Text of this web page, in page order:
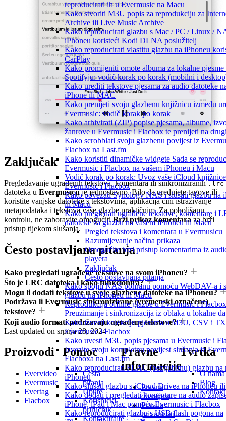
reproducirati ih u Evermusic na Macu
Kako stvoriti M3U popis za reprodukciju za
Archive ili Live Music Archive
Kako reproducirati glazbu s Mac / PC / Linux /
iPhoneu koristeći Kodi DLNA poslužitelj
Kako reproducirati vlastitu glazbu na iPhoneu
CarPlay
Kako promijeniti omote albuma za lokalne pjesme
Spotifyju: vodič korak po korak (mobilni i
Kako urediti tekstove pjesama za audio datoteke
iPhone ili MAC
Kako prenijeti svoju glazbenu knjižnicu između
Evermusic: vodič korak po korak
Kako arhivirati (ZIP) popise pjesama, albume,
žanrove u Evermusic i Flacbox te prenijeti na
Kako scrobblati svoju glazbenu povijest iz
Flacbox na Last.fm
Kako koristiti dinamičke widgete Sada se
Evermusic i Flacbox na vašem iPhoneu i Macu
Vodič korak po korak: Uvoz vaše iCloud
Evermusic i Flacbox
Kako povezati Synology NAS i slušati glazbu na
ili Macu
Kako pregledati ugrađene tekstove, komentare i
datoteke za glazbu na vašem iPhoneu ili Macu
Pregled tekstova i komentara u Evermusicu
Razumijevanje načina prikaza
Omogućite brzi pristup komentarima iz
playera
Zaključak
Često postavljana pitanja
Kako spojiti NAS pohranu pomoću WebDAV-a i
glazbu na iPhoneu ili Macu
Reprodukcija offline glazbe u Evermusic i
Preuzimanje i sinkronizacija iz oblaka u lokalne
Kako izvesti kolekciju pjesama u M3U, CSV i
Evermusic i Flacbox
Kako uvesti M3U popis pjesama u Evermusic i
Izvezite svoju kompletnu povijest slušanja iz
Flacboxa na Last.fm
Kako reproducirati FLAC (bezgubitnu) glazbu na
iPhoneu
Kako slušati glazbu s iCloud Drivea na iPhoneu
Kako dodati i pregledati komentare na audio
iPhone, iPad i Mac pomoću Evermusic i Flacbox
Kako reproducirati glazbu s USB flash pogona na
Zaključak
Pregledavanje ugrađenih tekstova, komentara ili sinkroniziranih.lrc
datoteka u Evermusicuje jednostavno. Bilo da uređujete tagove ili
koristite vanjske datoteke s tekstovima, aplikacija čini istraživanje
metapodataka i tekstova vaše glazbe praktičnim. Za poboljšanu
kontrolu, ne zaboravite omogućitiBrzi prikaz komentaraza brži
pristup tijekom slušanja.
Često postavljana pitanja
Kako pregledati ugrađene tekstove na svom iPhoneu?
Što je LRC datoteka i kako funkcionira?
Mogu li dodati tekstove u svoje glazbene datoteke na iPhoneu?
Podržava li Evermusic sinkronizirane (vremenski označene)
tekstove?
Koji audio formati podržavaju ugrađene tekstove?
Last updated on srpnja 28, 2024
Proizvodi
Evervideo
Evermusic
Evertag
Flacbox
Pomoć
Česta
pitanja
Upute
Korisnički
priručnik
Kontaktirajte
Pravne
informacije
Pravna
obavijest
Pravila
privatnosti
Tvrtka
O nama
Blog
Kontakt